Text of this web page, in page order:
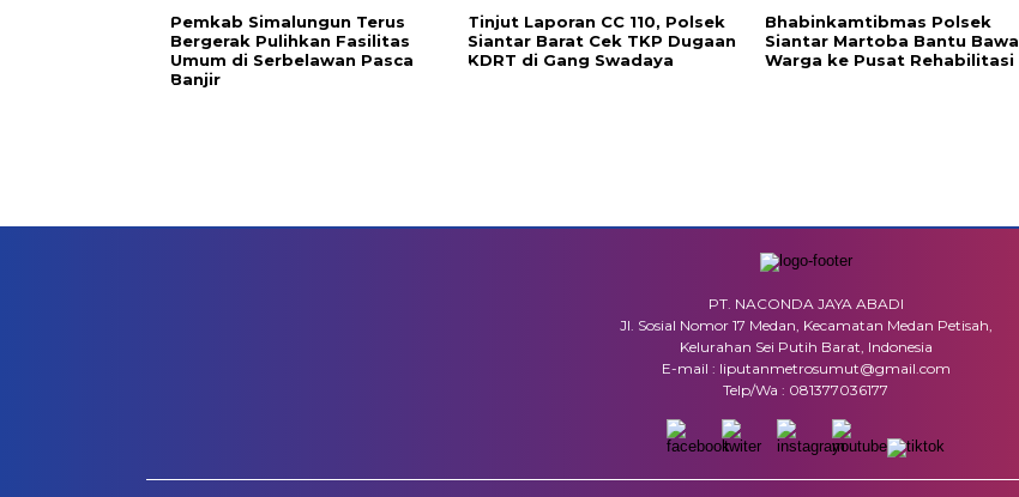
Pemkab Simalungun Terus
Bergerak Pulihkan Fasilitas
Umum di Serbelawan Pasca
Banjir
Tinjut Laporan CC 110, Polsek
Siantar Barat Cek TKP Dugaan
KDRT di Gang Swadaya
Bhabinkamtibmas Polsek
Siantar Martoba Bantu Bawa
Warga ke Pusat Rehabilitasi
PT. NACONDA JAYA ABADI
Jl. Sosial Nomor 17 Medan, Kecamatan Medan Petisah,
Kelurahan Sei Putih Barat, Indonesia
E-mail : liputanmetrosumut@gmail.com
Telp/Wa : 081377036177